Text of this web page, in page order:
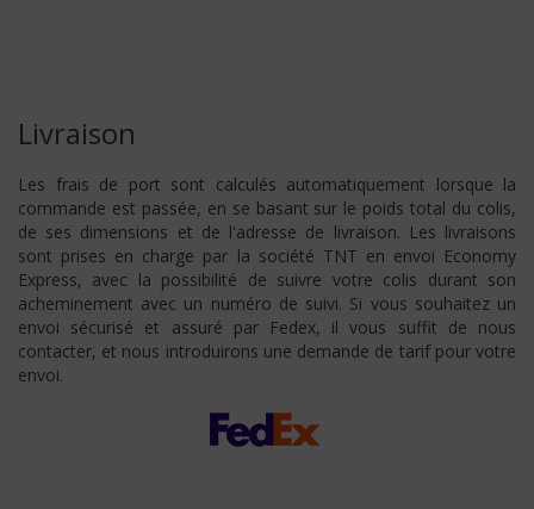
Livraison
Les frais de port sont calculés automatiquement lorsque la
commande est passée, en se basant sur le poids total du colis,
de ses dimensions et de l'adresse de livraison. Les livraisons
sont prises en charge par la société TNT en envoi Economy
Express, avec la possibilité de suivre votre colis durant son
acheminement avec un numéro de suivi. Si vous souhaitez un
envoi sécurisé et assuré par Fedex, il vous suffit de nous
contacter, et nous introduirons une demande de tarif pour votre
envoi.